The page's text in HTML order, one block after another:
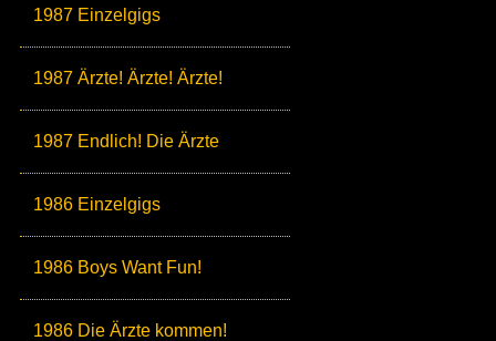
1987 Einzelgigs
1987 Ärzte! Ärzte! Ärzte!
1987 Endlich! Die Ärzte
1986 Einzelgigs
1986 Boys Want Fun!
1986 Die Ärzte kommen!